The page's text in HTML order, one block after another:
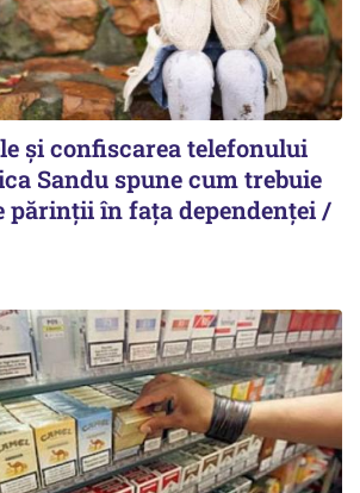
și confiscarea telefonului
Sandu spune cum trebuie
părinții în fața dependenței /